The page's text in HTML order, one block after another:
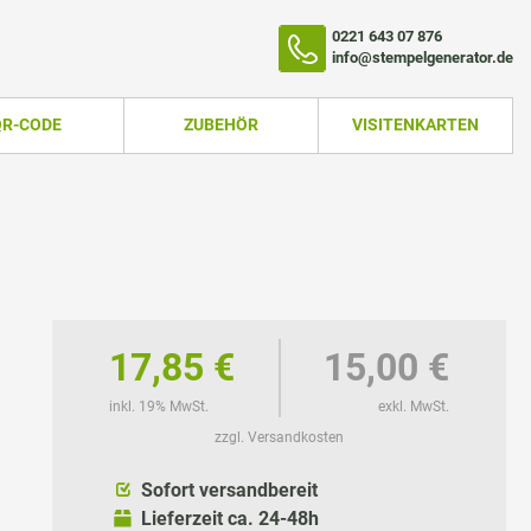
0221 643 07 876
info@stempelgenerator.de
CODE ZUBEHÖR VISITENKARTEN
17,85 €
inkl. 19% MwSt.
15,00 €
exkl. MwSt.
zzgl. Versandkosten
Sofort versandbereit
Lieferzeit ca. 24-48h